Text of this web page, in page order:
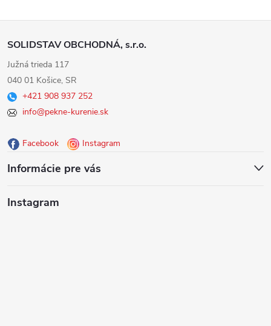
Z
á
p
ä
e
SOLIDSTAV OBCHODNÁ, s.r.o.
Južná trieda 117
040 01 Košice, SR
+421 908 937 252
info@pekne-kurenie.sk
Facebook Instagram
Informácie pre vás
Instagram